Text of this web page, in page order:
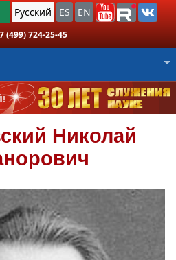
Русский ES EN
(499) 724-25-45
Николай